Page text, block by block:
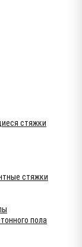
стяжки
стяжки
пола